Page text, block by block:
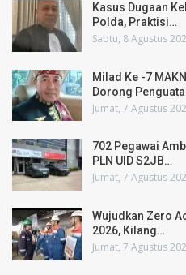
Kasus Dugaan
Polda, Praktisi…
Sabtu, 8 Agustus
Milad Ke -7
Dorong
Jumat, 7 Agustus
702 Pegawai
PLN UID S2JB…
Jumat, 7 Agustus
Wujudkan Zero
2026, Kilang…
Jumat, 7 Agustus